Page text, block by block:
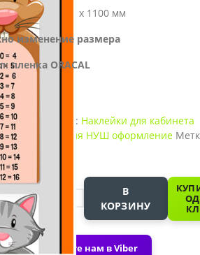
590 x 1100 мм
изменение размера
пленка ORACAL
0676 Категории: Наклейки для кабинета
,Наклейки для НУШ оформление
В
КОРЗИНУ
Напишите нам в Viber